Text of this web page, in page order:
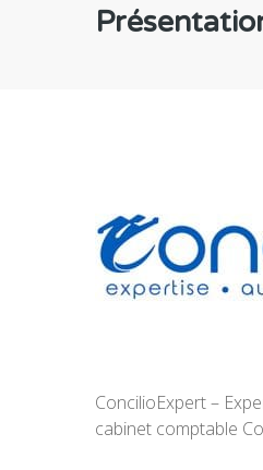
ConcilioExpert –
cabinet comptable